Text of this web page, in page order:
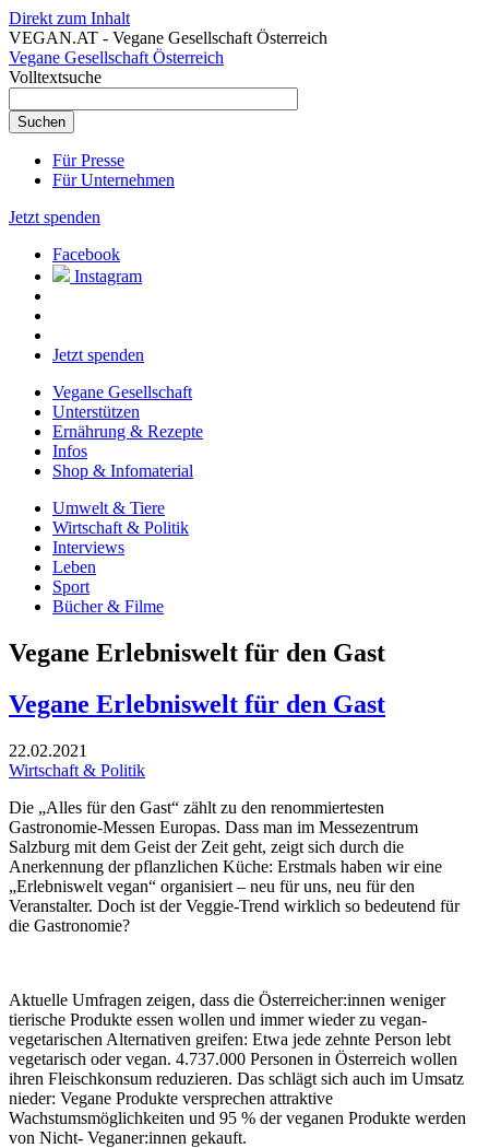
Direkt zum Inhalt
VEGAN.AT - Vegane Gesellschaft Österreich
Vegane Gesellschaft Österreich
Volltextsuche
Für Presse
Für Unternehmen
Jetzt spenden
Facebook
Instagram
Jetzt spenden
Vegane Gesellschaft
Unterstützen
Ernährung & Rezepte
Infos
Shop & Infomaterial
Umwelt & Tiere
Wirtschaft & Politik
Interviews
Leben
Sport
Bücher & Filme
Vegane Erlebniswelt für den Gast
Vegane Erlebniswelt für den Gast
22.02.2021
Wirtschaft & Politik
Die „Alles für den Gast“ zählt zu den renommiertesten
Gastronomie-Messen Europas. Dass man im Messezentrum
Salzburg mit dem Geist der Zeit geht, zeigt sich durch die
Anerkennung der pflanzlichen Küche: Erstmals haben wir eine
„Erlebniswelt vegan“ organisiert – neu für uns, neu für den
Veranstalter. Doch ist der Veggie-Trend wirklich so bedeutend für
die Gastronomie?
Aktuelle Umfragen zeigen, dass die Österreicher:innen weniger
tierische Produkte essen wollen und immer wieder zu vegan-
vegetarischen Alternativen greifen: Etwa jede zehnte Person lebt
vegetarisch oder vegan. 4.737.000 Personen in Österreich wollen
ihren Fleischkonsum reduzieren. Das schlägt sich auch im Umsatz
nieder: Vegane Produkte versprechen attraktive
Wachstumsmöglichkeiten und 95 % der veganen Produkte werden
von Nicht- Veganer:innen gekauft.